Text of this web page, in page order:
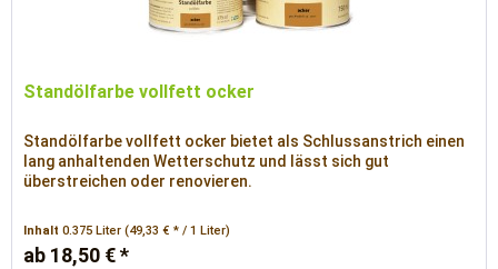
Standölfarbe vollfett ocker
Standölfarbe vollfett ocker bietet als Schlussanstrich einen
lang anhaltenden Wetterschutz und lässt sich gut
überstreichen oder renovieren.
Inhalt0.375 Liter(49,33 € * / 1 Liter)
ab 18,50 € *